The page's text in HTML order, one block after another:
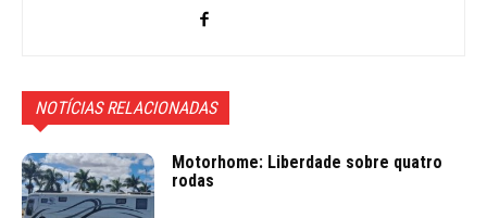
NOTÍCIAS RELACIONADAS
Motorhome: Liberdade sobre quatro
rodas